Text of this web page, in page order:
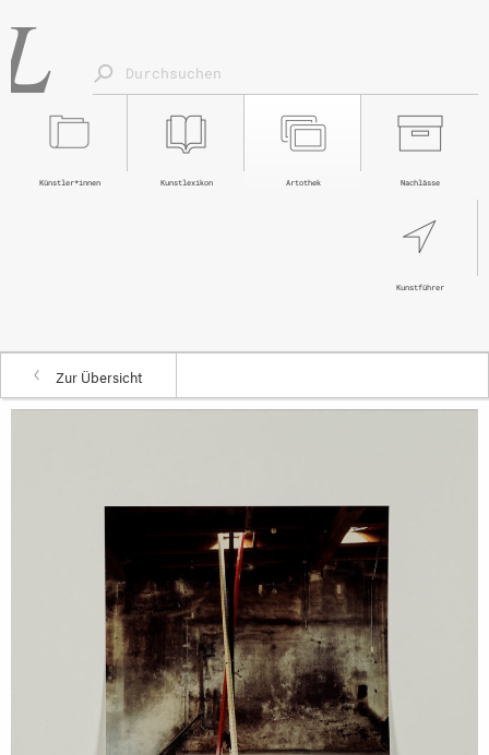
Nachlässe
Artothek
Kunstlexikon
Künstler*innen
Kunstführer
Zur Übersicht